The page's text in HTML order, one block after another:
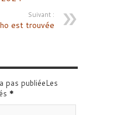
Suivant :
est trouvée
pas publiéeLes
*